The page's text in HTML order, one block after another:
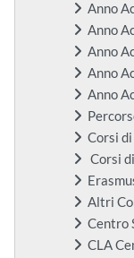
Anno
Anno
Anno
Anno
Anno
Corsi
Corsi
Altri
Centro
CLA